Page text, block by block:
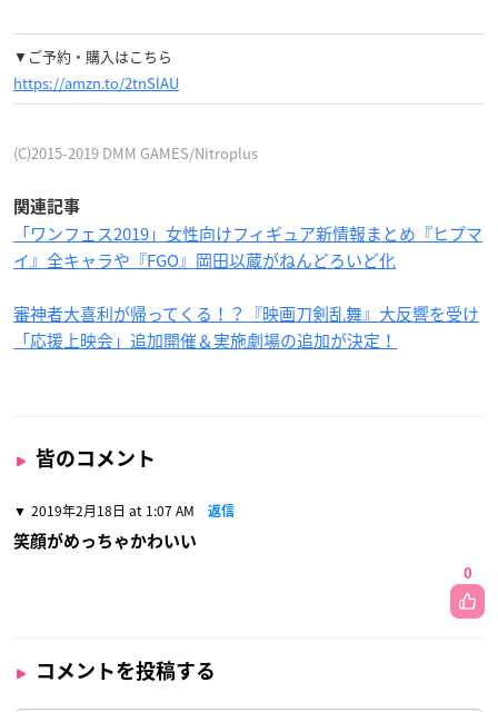
▼ご予約・購入はこちら
https://amzn.to/2tnSlAU
(C)2015-2019 DMM GAMES/Nitroplus
関連記事
「ワンフェス2019」女性向けフィギュア新情報まとめ『ヒプマ
イ』全キャラや『FGO』岡田以蔵がねんどろいど化
審神者大喜利が帰ってくる！？『映画刀剣乱舞』大反響を受け
「応援上映会」追加開催＆実施劇場の追加が決定！
皆のコメント
2019年2月18日 at 1:07 AM 返信
笑顔がめっちゃかわいい
0
コメントを投稿する